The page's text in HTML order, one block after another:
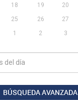
18 19 20
25 26 27
1 2 3
BÚSQUEDA AVANZADA